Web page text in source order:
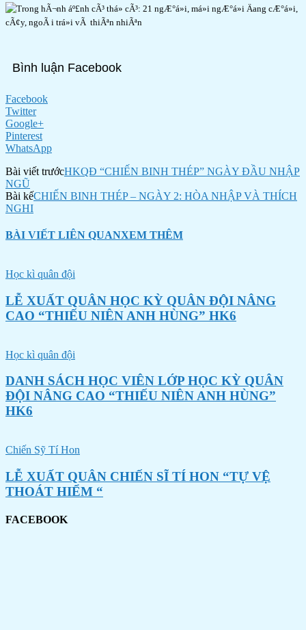
Bình luận Facebook
Facebook
Twitter
Google+
Pinterest
WhatsApp
Bài viết trướcHKQĐ “CHIẾN BINH THÉP” NGÀY ĐẦU NHẬP
NGŨ
Bài kếCHIẾN BINH THÉP – NGÀY 2: HÒA NHẬP VÀ THÍCH
NGHI
BÀI VIẾT LIÊN QUANXEM THÊM
Học kì quân đội
LỄ XUẤT QUÂN HỌC KỲ QUÂN ĐỘI NÂNG
CAO “THIẾU NIÊN ANH HÙNG” HK6
Học kì quân đội
DANH SÁCH HỌC VIÊN LỚP HỌC KỲ QUÂN
ĐỘI NÂNG CAO “THIẾU NIÊN ANH HÙNG”
HK6
Chiến Sỹ Tí Hon
LỄ XUẤT QUÂN CHIẾN SĨ TÍ HON “TỰ VỆ
THOÁT HIỂM “
FACEBOOK